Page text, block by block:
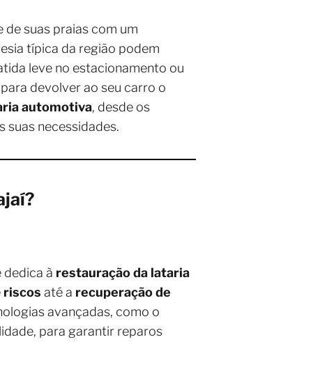
de suas praias com um
típica da região podem
leve no estacionamento ou
devolver ao seu carro o
automotiva, desde os
suas necessidades.
dedica à restauração da lataria
riscos até a recuperação de
avançadas, como o
para garantir reparos